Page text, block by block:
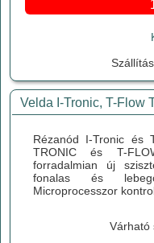
Velda I-Tronic, T-Flow
Rézanód I-Tronic és
TRONIC és T-
forradalmian új
fonalas és
Microprocesszor
Várható